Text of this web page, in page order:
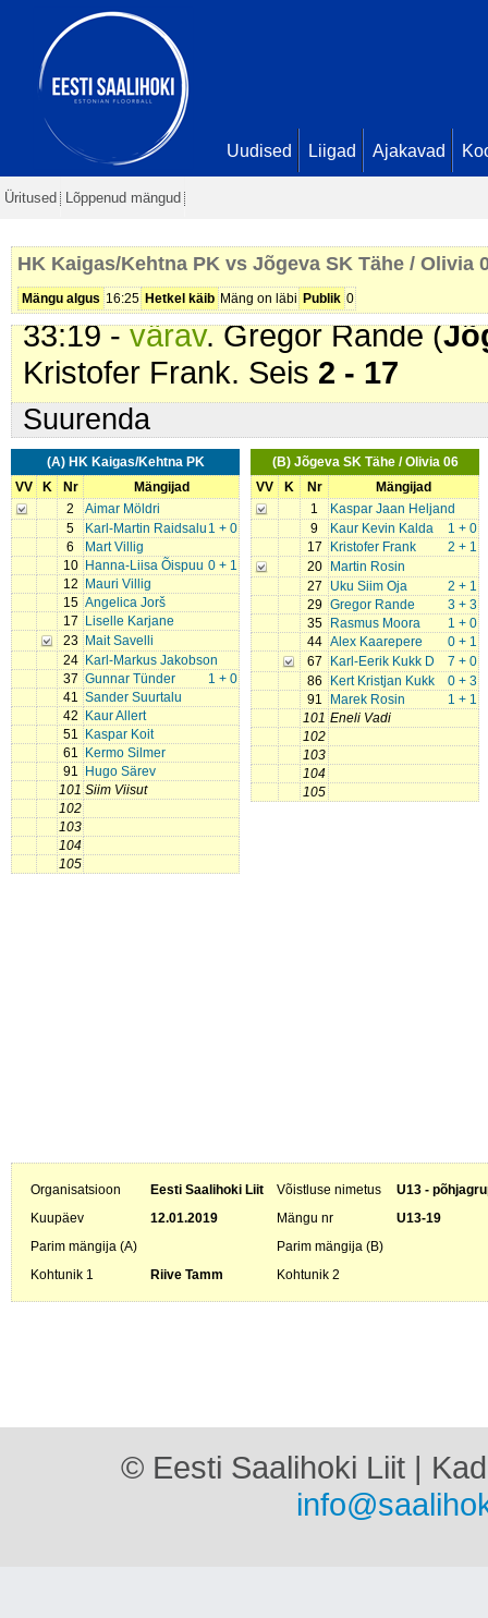
Uudised Liigad Ajakavad
Üritused Lõppenud mängud
HK Kaigas/Kehtna PK vs Jõgeva SK Tähe / Olivia
Mängu algus 16:25 Hetkel käib Mäng on läbi Publik 0
27:44 -
värav
Gregor Rande. Seis
28:25 -värav
Uku Siim Oja. Seis 2 - 14
30:53 -värav. Karl-Eerik Kukk D
31:00 -värav. Karl-Eerik Kukk D
- 16
33:19 -värav. Gregor Rande (
Kristofer Frank. Seis 2 - 17
Suurenda
(A) HK Kaigas/Kehtna PK
VV
K Nr
Mängijad
2
Aimar Möldri
5
1 + 0
Karl-Martin Raidsalu
6
Mart Villig
10
0 + 1
Hanna-Liisa Õispuu
12
Mauri Villig
15 Angelica Jorš
17
Liselle Karjane
23
Mait Savelli
24
Karl-Markus Jakobson
37
1 + 0
Gunnar Tünder
41 Sander Suurtalu
42
Kaur Allert
51
Kaspar Koit
61
Kermo Silmer
91
Hugo Särev
101 Siim Viisut
102
103
104
105
(B) Jõgeva SK Tähe / Olivia 06
VV
K Nr
Mängijad
1
Kaspar Jaan Heljand
9
1 + 0
Kaur Kevin Kalda
17
2 + 1
Kristofer Frank
20
Martin Rosin
27
2 + 1
Uku Siim Oja
29
3 + 3
Gregor Rande
35
1 + 0
Rasmus Moora
44
0 + 1
Alex Kaarepere
67
7 + 0
Karl-Eerik Kukk D
86
0 + 3
Kert Kristjan Kukk
91
1 + 1
Marek Rosin
101 Eneli Vadi
102
103
104
105
Organisatsioon Eesti Saalihoki Liit Võistluse nimetus
U13 -
Kuupäev
12.01.2019 Mängu nr
U13-19
Parim mängija (A)
Parim mängija (B)
Kohtunik 1
Riive Tamm Kohtunik 2
© Eesti Saalihoki Liit |